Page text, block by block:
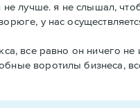
лучше. я не слышал,
у нас
все равно он ничего
воротилы бизнеса,